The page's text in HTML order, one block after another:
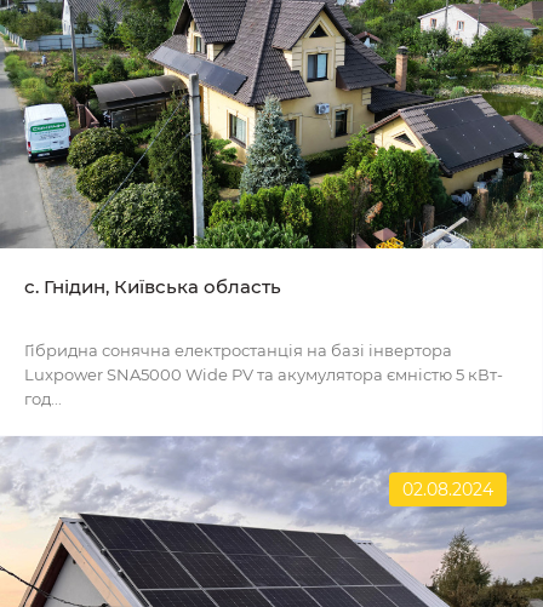
с. Гнідин, Київська область
Гібридна сонячна електростанція на базі інвертора
Luxpower SNA5000 Wide PV та акумулятора ємністю 5 кВт-
год...
02.08.2024